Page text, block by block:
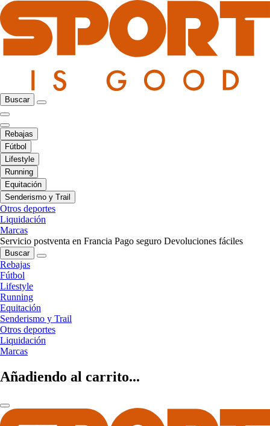
Buscar
Rebajas
Fútbol
Lifestyle
Running
Equitación
Senderismo y Trail
Otros deportes
Liquidación
Marcas
Servicio postventa en Francia Pago seguro Devoluciones fáciles
Buscar
Rebajas
Fútbol
Lifestyle
Running
Equitación
Senderismo y Trail
Otros deportes
Liquidación
Marcas
Añadiendo al carrito...